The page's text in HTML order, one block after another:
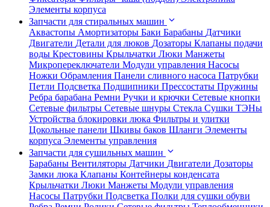
Элементы корпуса
Запчасти для стиральных машин
Аквастопы Амортизаторы Баки Барабаны Датчики
Двигатели Детали для люков Дозаторы Клапаны подачи
воды Крестовины Крыльчатки Люки Манжеты
Микропереключатели Модули управления Насосы
Ножки Обрамления Панели сливного насоса Патрубки
Петли Подсветка Подшипники Прессостаты Пружины
Ребра барабана Ремни Ручки и крючки Сетевые кнопки
Сетевые фильтры Сетевые шнуры Стекла Сушки ТЭНы
Устройства блокировки люка Фильтры и улитки
Цокольные панели Шкивы баков Шланги Элементы
корпуса Элементы управления
Запчасти для сушильных машин
Барабаны Вентиляторы Датчики Двигатели Дозаторы
Замки люка Клапаны Контейнеры конденсата
Крыльчатки Люки Манжеты Модули управления
Насосы Патрубки Подсветка Полки для сушки обуви